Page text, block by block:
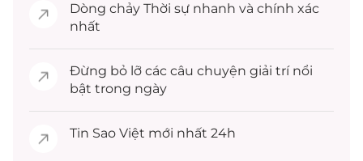
Dòng chảy Thời sự nhanh và chính xác
nhất
Đừng bỏ lỡ các câu chuyện giải trínổi
bật trong ngày
Tin Sao Việt mới nhất 24h